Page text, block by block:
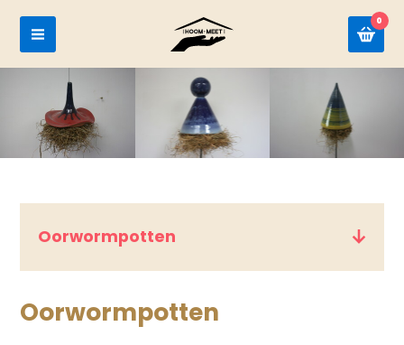
0
Oorwormpotten
Oorwormpotten